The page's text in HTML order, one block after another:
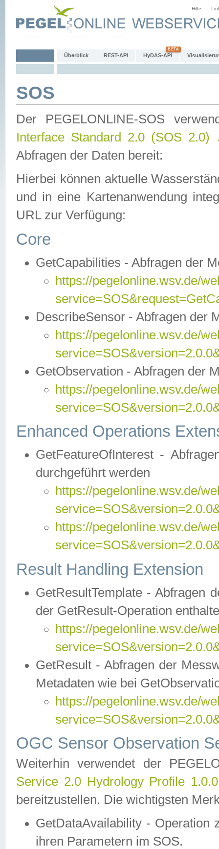
Hilfe
Überblick REST-API HyDAS-API
SOS
Der PEGELONLINE-SOS
Interface Standard 2.0 (SOS 2.0)
Abfragen der Daten bereit:
Hierbei können aktuelle
und in eine Kartenanwendung
URL zur Verfügung:
Core
GetCapabilities - Abfragen der
https://pegelonline.wsv.de/
DescribeSensor - Abfragen der
https://pegelonline.wsv.de/
GetObservation - Abfragen der
https://pegelonline.wsv.de/
Enhanced Operations
GetFeatureOfInterest -
durchgeführt werden
https://pegelonline.wsv.de/
https://pegelonline.wsv.de/
Result Handling Extension
GetResultTemplate - Abfragen
der GetResult-Operation
https://pegelonline.wsv.de/
GetResult - Abfragen der
Metadaten wie bei
https://pegelonline.wsv.de/
OGC Sensor Observation
Weiterhin verwendet der
Service 2.0 Hydrology Profile
bereitzustellen. Die wichtigsten
GetDataAvailability - Operation
ihren Parametern im SOS.